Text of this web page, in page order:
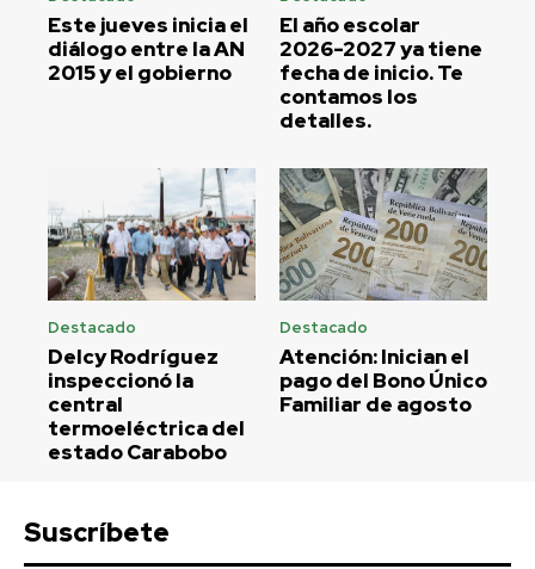
Este jueves inicia el
diálogo entre la AN
2015 y el gobierno
El año escolar
2026-2027 ya tiene
fecha de inicio. Te
contamos los
detalles.
Destacado
Delcy Rodríguez
inspeccionó la
central
termoeléctrica del
estado Carabobo
Destacado
Atención: Inician el
pago del Bono Único
Familiar de agosto
Suscríbete